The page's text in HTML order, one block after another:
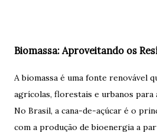
Biomassa: Aproveitando os
A biomassa é uma fonte renovável
agrícolas, florestais e urbanos para
No Brasil, a cana-de-açúcar é o
com a produção de bioenergia a